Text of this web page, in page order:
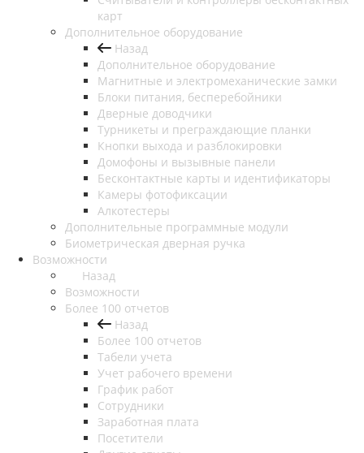
карт
Дополнительное оборудование
Назад
Дополнительное оборудование
Магнитные и электромеханические замки
Блоки питания, бесперебойники
Дверные доводчики
Турникеты и преграждающие планки
Кнопки выхода и разблокировки
Домофоны и вызывные панели
Бесконтактные карты и идентификаторы
Камеры фотофиксации
Алкотестеры
Дополнительные программные модули
Биометрическая дверная ручка
Возможности
Назад
Возможности
Более 100 отчетов
Назад
Более 100 отчетов
Табели учета
Учет рабочего времени
График работ
Сотрудники
Заработная плата
Посетители